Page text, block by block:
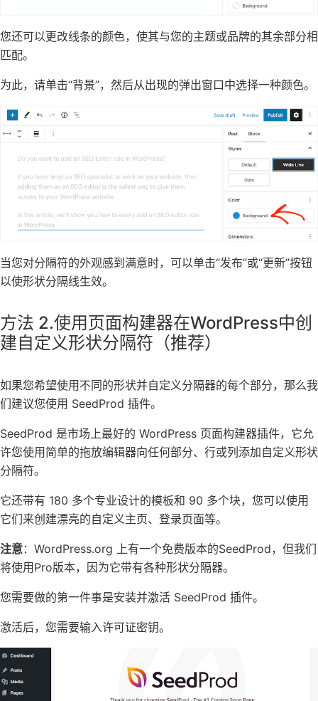
您还可以更改线条的颜色，使其与您的主题或品牌的其余部分相
匹配。
为此，请单击“背景”，然后从出现的弹出窗口中选择一种颜色。
当您对分隔符的外观感到满意时，可以单击“发布”或“更新”按钮
以使形状分隔线生效。
方法 2.使用页面构建器在WordPress中创
建自定义形状分隔符（推荐）
如果您希望使用不同的形状并自定义分隔器的每个部分，那么我
们建议您使用 SeedProd 插件。
SeedProd 是市场上最好的 WordPress 页面构建器插件，它允
许您使用简单的拖放编辑器向任何部分、行或列添加自定义形状
分隔符。
它还带有 180 多个专业设计的模板和 90 多个块，您可以使用
它们来创建漂亮的自定义主页、登录页面等。
注意：WordPress.org 上有一个免费版本的SeedProd，但我们
将使用Pro版本，因为它带有各种形状分隔器。
您需要做的第一件事是安装并激活 SeedProd 插件。
激活后，您需要输入许可证密钥。